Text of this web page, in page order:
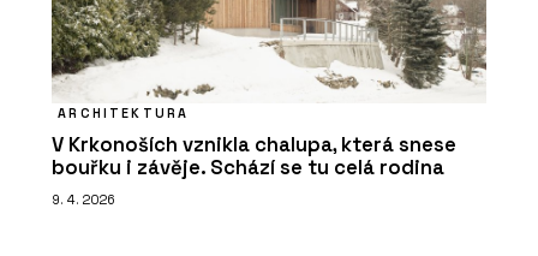
ARCHITEKTURA
V Krkonoších vznikla chalupa, která snese
bouřku i závěje. Schází se tu celá rodina
9. 4. 2026